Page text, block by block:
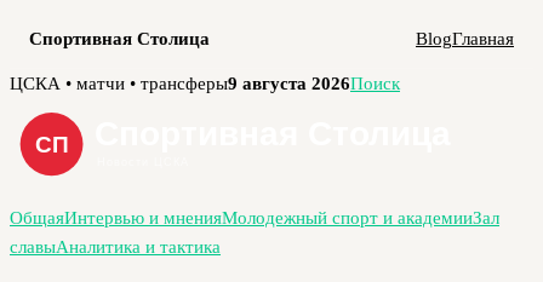
Спортивная Столица BlogГлавная
Перейти
содержимому
ЦСКА • матчи • трансферы9 августа 2026Поиск
ОбщаяИнтервью и мненияМолодежный спорт и академииЗал
славыАналитика и тактика